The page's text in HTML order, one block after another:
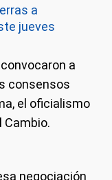
a
jueves
a
consensos
el oficialismo
Cambio.
negociación